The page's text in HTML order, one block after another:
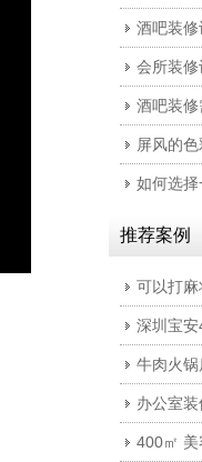
酒吧装
会所装修
酒吧装
屏风的色
如何选择
推荐案例
可以打
牛肉火
400㎡